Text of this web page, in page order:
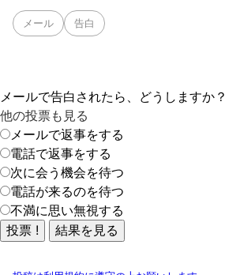
メール 告白
メールで告白されたら、どうしますか？
他の投票も見る
メールで返事をする
電話で返事をする
次に会う機会を待つ
電話が来るのを待つ
不満に思い無視する